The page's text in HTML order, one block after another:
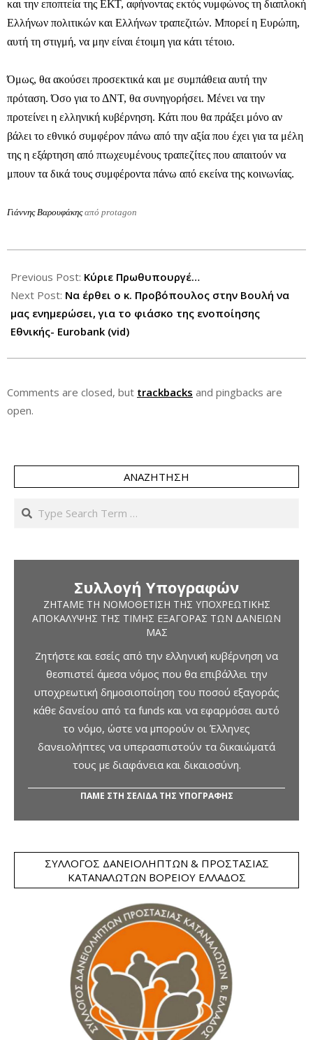
και την εποπτεία της ΕΚΤ, αφήνοντας εκτός νυμφώνος τη διαπλοκή
Ελλήνων πολιτικών και Ελλήνων τραπεζιτών. Μπορεί η Ευρώπη,
αυτή τη στιγμή, να μην είναι έτοιμη για κάτι τέτοιο.
Όμως, θα ακούσει προσεκτικά και με συμπάθεια αυτή την
πρόταση. Όσο για το ΔΝΤ, θα συνηγορήσει. Μένει να την
προτείνει η ελληνική κυβέρνηση. Κάτι που θα πράξει μόνο αν
βάλει το εθνικό συμφέρον πάνω από την αξία που έχει για τα μέλη
της η εξάρτηση από πτωχευμένους τραπεζίτες που απαιτούν να
μπουν τα δικά τους συμφέροντα πάνω από εκείνα της κοινωνίας.
Γιάννης Βαρουφάκηςαπό protagon
04-
10
Previous Post: Κύριε Πρωθυπουργέ…
Next Post: Να έρθει ο κ. Προβόπουλος στην Βουλή να
μας ενημερώσει, για το φιάσκο της ενοποίησης
Εθνικής- Eurobank (vid)
Comments are closed, but trackbacks and pingbacks are
open.
ΑΝΑΖΉΤΗΣΗ
Search
Συλλογή Υπογραφών
ΖΗΤΆΜΕ ΤΗ ΝΟΜΟΘΈΤΙΣΗ ΤΗΣ ΥΠΟΧΡΕΩΤΙΚΉΣ
ΑΠΟΚΆΛΥΨΗΣ ΤΗΣ ΤΙΜΉΣ ΕΞΑΓΟΡΆΣ ΤΩΝ ΔΑΝΕΊΩΝ
ΜΑΣ
Ζητήστε και εσείς από την ελληνική κυβέρνηση να
θεσπιστεί άμεσα νόμος που θα επιβάλλει την
υποχρεωτική δημοσιοποίηση του ποσού εξαγοράς
κάθε δανείου από τα funds και να εφαρμόσει αυτό
το νόμο, ώστε να μπορούν οι Έλληνες
δανειολήπτες να υπερασπιστούν τα δικαιώματά
τους με διαφάνεια και δικαιοσύνη.
ΠΑΜΕ ΣΤΗ ΣΕΛΙΔΑ ΤΗΣ ΥΠΟΓΡΑΦΗΣ
ΣΎΛΛΟΓΟΣ ΔΑΝΕΙΟΛΗΠΤΏΝ & ΠΡΟΣΤΑΣΊΑΣ
ΚΑΤΑΝΑΛΩΤΏΝ ΒΟΡΕΊΟΥ ΕΛΛΆΔΟΣ